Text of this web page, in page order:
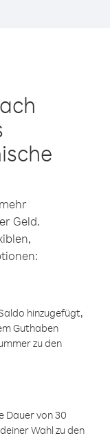
Geld.
hinzugefügt,
Guthaben
zu den
Dauer von 30
Wahl zu den